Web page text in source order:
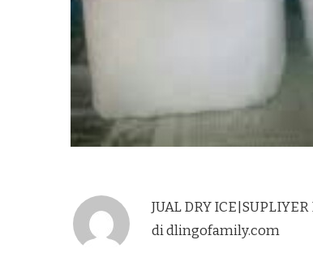
JUAL DRY
di dlingofamily.com